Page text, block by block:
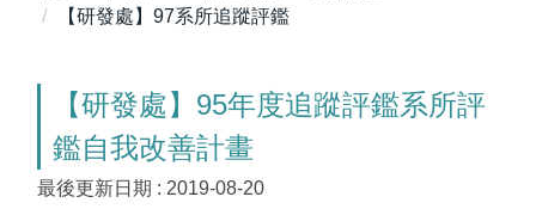
【研發處】97系所追蹤評鑑
【研發處】95年度追蹤評鑑系所評
鑑自我改善計畫
最後更新日期 : 2019-08-20